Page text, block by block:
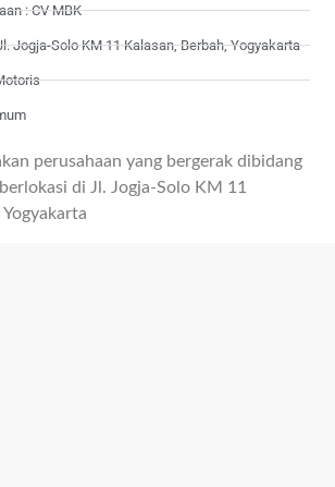
: CV MBK
Jogja-Solo KM 11 Kalasan, Berbah, Yogyakarta
perusahaan yang bergerak dibidang
di Jl. Jogja-Solo KM 11